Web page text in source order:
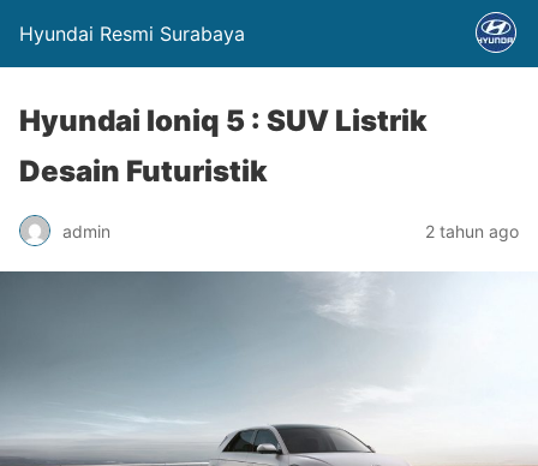
Hyundai Resmi Surabaya
Hyundai Ioniq 5 : SUV Listrik
Desain Futuristik
admin 2 tahun ago